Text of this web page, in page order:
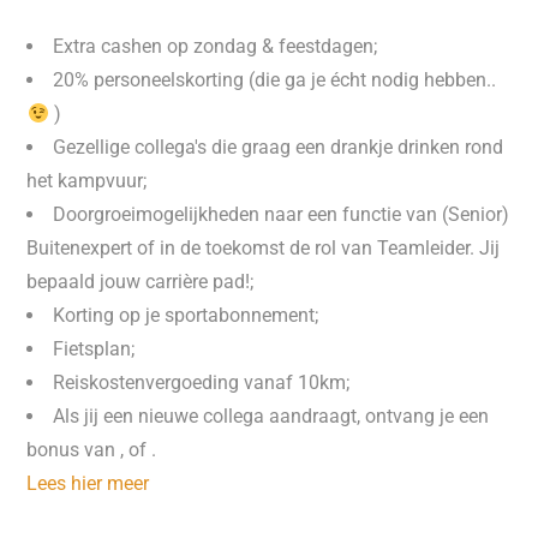
Extra cashen op zondag & feestdagen;
20% personeelskorting (die ga je écht nodig hebben..
)
Gezellige collega's die graag een drankje drinken rond
het kampvuur;
Doorgroeimogelijkheden naar een functie van (Senior)
Buitenexpert of in de toekomst de rol van Teamleider. Jij
bepaald jouw carrière pad!;
Korting op je sportabonnement;
Fietsplan;
Reiskostenvergoeding vanaf 10km;
Als jij een nieuwe collega aandraagt, ontvang je een
bonus van , of .
Lees hier meer